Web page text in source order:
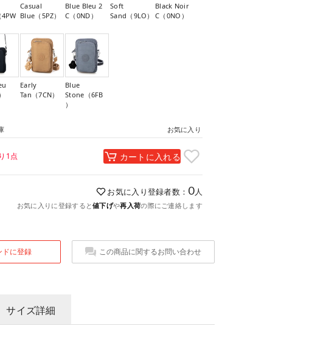
Casual
Blue（5PZ）
Blue Bleu 2
C（0ND）
Soft
Sand（9LO）
Black Noir
C（0NO）
Early
Tan（7CN）
Blue
Stone（6FB
）
お気に入り
1点 カートに入れる
お気に入り登録者数： 0人
お気に入りに登録すると値下げや再入荷の際にご連絡します
ドに登録 この商品に関するお問い合わせ
サイズ詳細